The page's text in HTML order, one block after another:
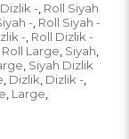
-, Roll Siyah
-, Roll Siyah -
-, Roll Dizlik -
Roll Large, Siyah,
, Siyah Dizlik
, Dizlik, Dizlik -,
, Large,